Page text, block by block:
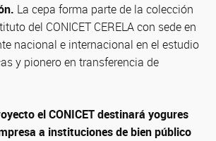
La cepa forma parte de la colección
del CONICET CERELA con sede en
nacional e internacional en el estudio
y pionero en transferencia de
el CONICET destinará yogures
a instituciones de bien público